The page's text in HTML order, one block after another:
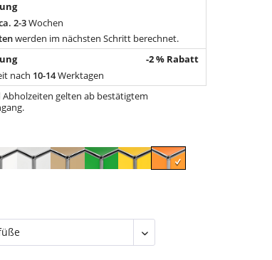
2-3Wochen
werden im nächsten Schritt berechnet.
-2 % Rabatt
nach 10-14Werktagen
gelten ab bestätigtem